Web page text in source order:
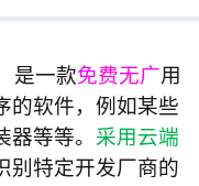
是一款免费无广用
的软件，例如某些
等等。 采用云端
别特定开发厂商的